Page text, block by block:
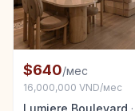
Квартира в
$640/мес
16,000,000 VND/мес
Lumiere Boulevard ·